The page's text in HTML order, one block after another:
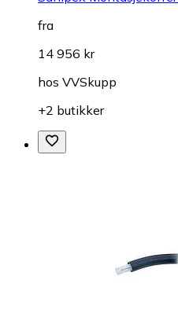
fra
14 956 kr
hos VVSkupp
+2 butikker